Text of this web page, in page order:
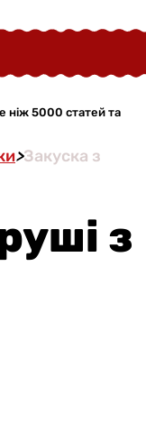
ніж 5000 статей та
>Закуска з
з